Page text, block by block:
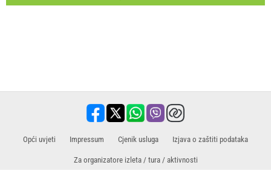
Opći uvjeti Impressum Cjenik usluga Izjava o zaštiti podataka
Za organizatore izleta / tura / aktivnosti